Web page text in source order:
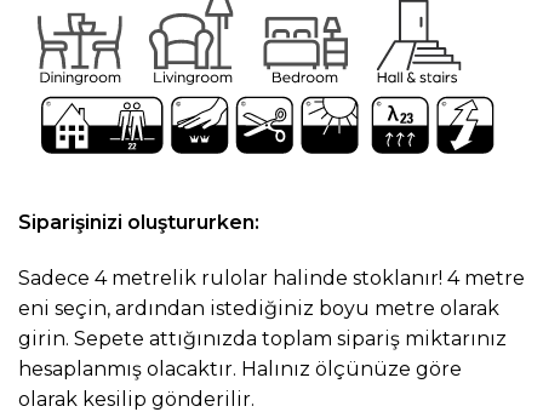
Siparişinizi oluştururken:
Sadece 4 metrelik rulolar halinde stoklanır! 4 metre
eni seçin, ardından istediğiniz boyu metre olarak
girin. Sepete attığınızda toplam sipariş miktarınız
hesaplanmış olacaktır. Halınız ölçünüze göre
olarak kesilip gönderilir.